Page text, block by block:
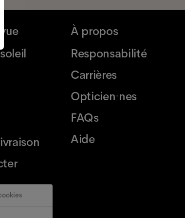
À propos
Responsabilité
Carrières
Opticien·nes
FAQs
Aide